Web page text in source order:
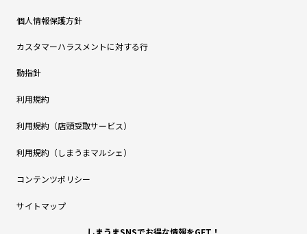
個人情報保護方針
カスタマーハラスメントに対する行
動指針
利用規約
利用規約（店頭受取サービス）
利用規約（しまうまマルシェ）
コンテンツポリシー
サイトマップ
しまうまSNSでお得な情報をGET！